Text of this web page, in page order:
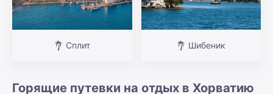
Сплит Шибеник
Горящие путевки на отдых в Хорватию